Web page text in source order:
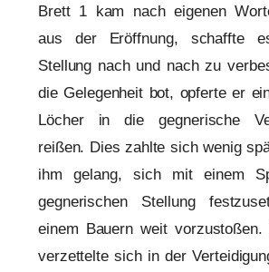
Brett 1 kam nach eigenen
aus der Eröffnung, schaffte
Stellung nach und nach zu
die Gelegenheit bot, opferte er
Löcher in die gegnerische
reißen. Dies zahlte sich wenig
ihm gelang, sich mit einem
gegnerischen Stellung
einem Bauern weit
verzettelte sich in der